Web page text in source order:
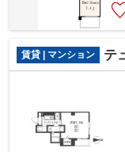
賃貸 | マンション テ